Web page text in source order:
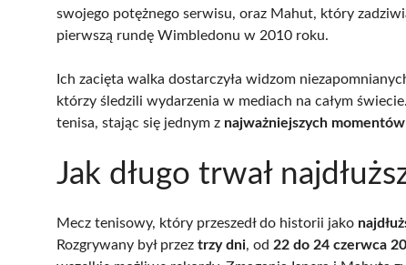
swojego potężnego serwisu, oraz Mahut, który
pierwszą rundę Wimbledonu w 2010 roku.
Ich zacięta walka dostarczyła widzom
którzy śledzili wydarzenia w mediach na całym
tenisa, stając się jednym z najważniejszych momentów
Jak długo trwał
Mecz tenisowy, który przeszedł do historii jako
Rozgrywany był przez trzy dni, od 22 do 24 czerwca